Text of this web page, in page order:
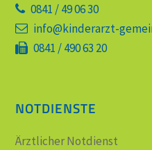
0841 / 49 06 30
info@kinderarzt-
0841 / 490 63 20
NOTDIENSTE
Ärztlicher Notdienst